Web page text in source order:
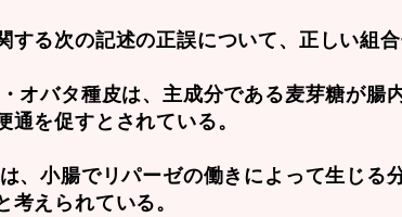
する次の記述の正誤について、正しい組合
オバタ種皮は、主成分である麦芽糖が腸
通を促すとされている。
、小腸でリパーゼの働きによって生じ
考えられている。